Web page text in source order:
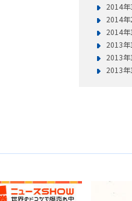
2014年
2014年
2014年
2013
2013
2013